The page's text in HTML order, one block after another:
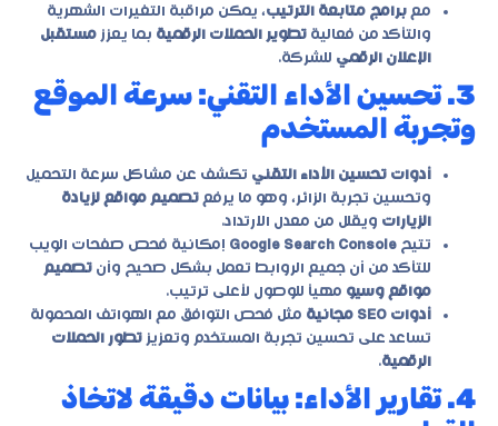
مع برامج متابعة الترتيب، يمكن مراقبة التغيرات الشهرية
والتأكد من فعالية تطوير الحملات الرقمية بما يعزز مستقبل
الإعلان الرقمي للشركة.
3. تحسين الأداء التقني: سرعة الموقع
وتجربة المستخدم
أدوات تحسين الأداء التقني تكشف عن مشاكل سرعة التحميل
وتحسين تجربة الزائر، وهو ما يرفع تصميم مواقع لزيادة
الزيارات ويقلل من معدل الارتداد.
تتيح Google Search Console إمكانية فحص صفحات الويب
للتأكد من أن جميع الروابط تعمل بشكل صحيح وأن تصميم
مواقع وسيو مهيأ للوصول لأعلى ترتيب.
أدوات SEO مجانية
مثل فحص التوافق مع الهواتف المحمولة
تساعد على تحسين تجربة المستخدم وتعزيز تطور الحملات
الرقمية.
4. تقارير الأداء: بيانات دقيقة لاتخاذ